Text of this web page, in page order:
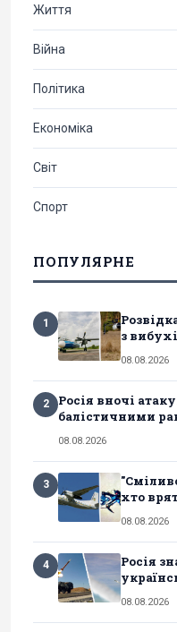
Життя
Війна
Політика
Економіка
Світ
Спорт
ПОПУЛЯРНЕ
1
з
08.08.2026
2
Росія вночі
балістичними
08.08.2026
3
хто
08.08.2026
4
Росія
08.08.2026